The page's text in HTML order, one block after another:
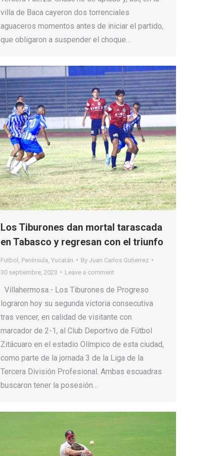
villa de Baca cayeron dos torrenciales
aguaceros momentos antes de iniciar el partido,
que obligaron a suspender el choque…
Los Tiburones dan mortal tarascada
en Tabasco y regresan con el triunfo
Futbol Península Yucatán By Juan Carlos Gutierrez
30 septiembre, 2023
Leave a comment
Villahermosa.- Los Tiburones de Progreso
lograron hoy su segunda victoria consecutiva
tras vencer, en calidad de visitante con
marcador de 2-1, al Club Deportivo de Fútbol
Zitácuaro en el estadio Olímpico de esta ciudad,
como parte de la jornada 3 de la Liga de la
Tercera División Profesional. Ambas escuadras
buscaron tener la posesión…